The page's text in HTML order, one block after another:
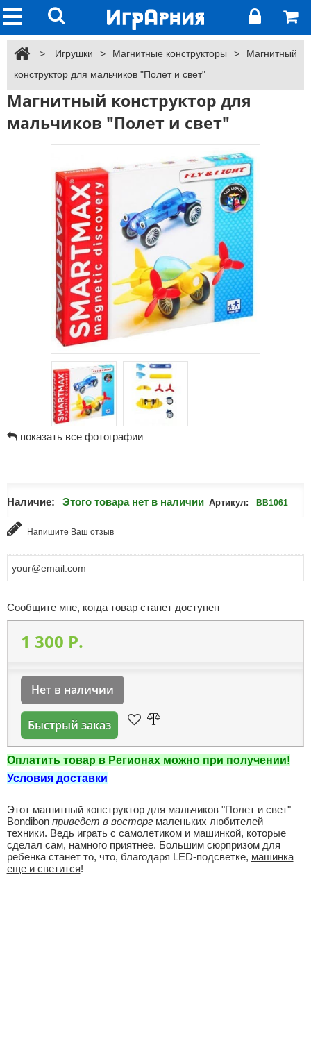
> Игрушки > Магнитные конструкторы >
Магнитный
конструктор для мальчиков "Полет и свет"
Магнитный конструктор для
мальчиков "Полет и свет"
показать все фотографии
Наличие: Этого товара нет в наличии Артикул: ВВ1061
Напишите Ваш отзыв
Сообщите мне, когда товар станет доступен
1 300 P.
Нет в наличии
Быстрый заказ
Оплатить товар в Регионах можно при получении!
Условия доставки
Этот магнитный конструктор для мальчиков "Полет и свет"
Bondibon приведет в восторгмаленьких любителей
техники. Ведь играть с самолетиком и машинкой, которые
сделал сам, намного приятнее. Большим сюрпризом для
ребенка станет то, что, благодаря LED-подсветке, машинка
еще и светится!